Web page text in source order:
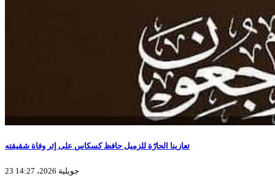
تعازينا الحارّة للزميل حافظ كسكاس على إثر وفاة شقيقته
23 جويلية 2026، 14:27